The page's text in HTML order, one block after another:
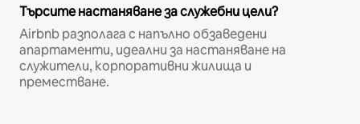
Търсите настаняване за служебни цели?
Airbnb разполага с напълно обзаведени
апартаменти, идеални за настаняване на
служители, корпоративни жилища и
преместване.